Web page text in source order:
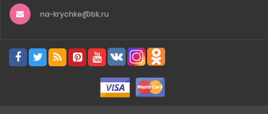
na-krychke@bk.ru